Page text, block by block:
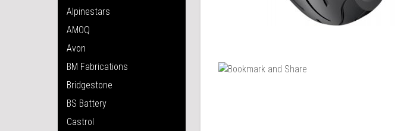
Alpinestars
AMOQ
Avon
BM Fabrications
Bridgestone
BS Battery
Castrol